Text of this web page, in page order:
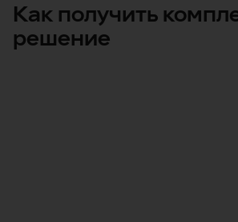
Как получить
решение